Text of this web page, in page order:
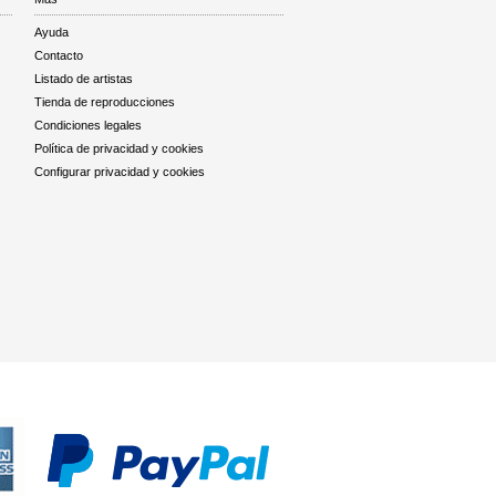
Ayuda
Contacto
Listado de artistas
Tienda de reproducciones
Condiciones legales
Política de privacidad y cookies
Configurar privacidad y cookies